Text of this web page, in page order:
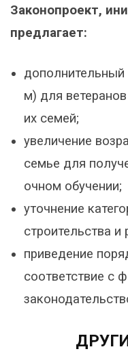
Законопроект,
предлагает:
м) для
их семей;
увеличение
семье для
очном обучении;
уточнение
строительства и
приведение
соответствие с